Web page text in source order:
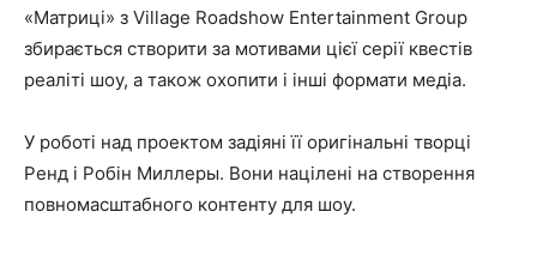
«Матриці» з Village Roadshow Entertainment Group
збирається створити за мотивами цієї серії квестів
реаліті шоу, а також охопити і інші формати медіа.
У роботі над проектом задіяні її оригінальні творці
Ренд і Робін Миллеры. Вони націлені на створення
повномасштабного контенту для шоу.